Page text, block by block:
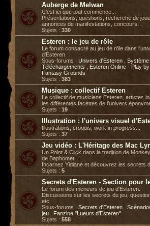
Auberge de Melwan
C'est ici que tout commence...
Présentations, questions, recherche de
annonces de manifestations, concours…
Sujets : 330
Esteren : le jeu de rôle
Le forum consacré au jeu de rôle dans
d'Esteren.
Sous-forums : Univers d'Esteren Système
Téléchargements
Esteren Online - Play
Fantasy Grounds
Sujets : 383
Musique : collectif Esteren
Le collectif de musiciens Esteren, artistes
les différentes facettes de l’univers
Sujets : 19
Illustration : l'univers visuel
Illustrations, croquis, work in progress...
Sujets : 37
Jeu vidéo : L'Héritage des Mac Lyr
Un Point & Click dans la tradition de
de Baphomet...
Incarnez Yldiane et découvrez les secrets
Sujets : 5
Secrets d'Esteren - Section pour
Le forum des meneurs de jeu d'Esteren.
Discussions sur les secrets du jeu,
etc.
Sous-forums : Secrets d'Esteren
jeu
Fanzine "Lueurs d'Esteren"
Sujets : 558